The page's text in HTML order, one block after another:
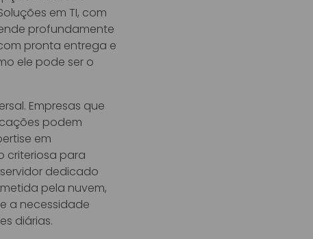
em TI, com
profundamente
pronta entrega e
ele pode ser o
Empresas que
podem
em
criteriosa para
dedicado
pela nuvem,
a necessidade
diárias.